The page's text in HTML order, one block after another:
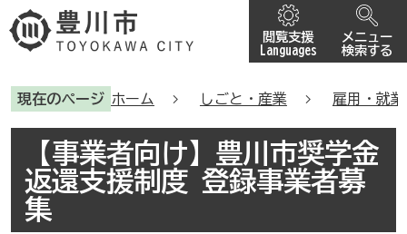
閲覧支援
Languages
メニュー
検索する
現在のページ ホーム しごと・産業 雇用・就業
【事業者向け】豊川市奨学金
返還支援制度 登録事業者募
集